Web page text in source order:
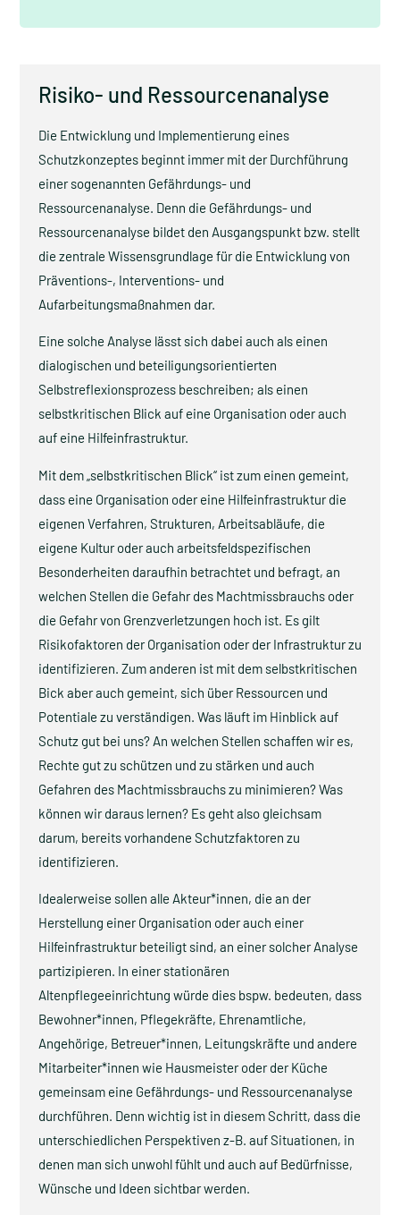
Risiko- und Ressourcenanalyse
Die Entwicklung und Implementierung eines
Schutzkonzeptes beginnt immer mit der Durchführung
einer sogenannten Gefährdungs- und
Ressourcenanalyse. Denn die Gefährdungs- und
Ressourcenanalyse bildet den Ausgangspunkt bzw. stellt
die zentrale Wissensgrundlage für die Entwicklung von
Präventions-, Interventions- und
Aufarbeitungsmaßnahmen dar.
Eine solche Analyse lässt sich dabei auch als einen
dialogischen und beteiligungsorientierten
Selbstreflexionsprozess beschreiben; als einen
selbstkritischen Blick auf eine Organisation oder auch
auf eine Hilfeinfrastruktur.
Mit dem „selbstkritischen Blick“ ist zum einen gemeint,
dass eine Organisation oder eine Hilfeinfrastruktur die
eigenen Verfahren, Strukturen, Arbeitsabläufe, die
eigene Kultur oder auch arbeitsfeldspezifischen
Besonderheiten daraufhin betrachtet und befragt, an
welchen Stellen die Gefahr des Machtmissbrauchs oder
die Gefahr von Grenzverletzungen hoch ist. Es gilt
Risikofaktoren der Organisation oder der Infrastruktur zu
identifizieren. Zum anderen ist mit dem selbstkritischen
Bick aber auch gemeint, sich über Ressourcen und
Potentiale zu verständigen. Was läuft im Hinblick auf
Schutz gut bei uns? An welchen Stellen schaffen wir es,
Rechte gut zu schützen und zu stärken und auch
Gefahren des Machtmissbrauchs zu minimieren? Was
können wir daraus lernen? Es geht also gleichsam
darum, bereits vorhandene Schutzfaktoren zu
identifizieren.
Idealerweise sollen alle Akteur*innen, die an der
Herstellung einer Organisation oder auch einer
Hilfeinfrastruktur beteiligt sind, an einer solcher Analyse
partizipieren. In einer stationären
Altenpflegeeinrichtung würde dies bspw. bedeuten, dass
Bewohner*innen, Pflegekräfte, Ehrenamtliche,
Angehörige, Betreuer*innen, Leitungskräfte und andere
Mitarbeiter*innen wie Hausmeister oder der Küche
gemeinsam eine Gefährdungs- und Ressourcenanalyse
durchführen. Denn wichtig ist in diesem Schritt, dass die
unterschiedlichen Perspektiven z-B. auf Situationen, in
denen man sich unwohl fühlt und auch auf Bedürfnisse,
Wünsche und Ideen sichtbar werden.